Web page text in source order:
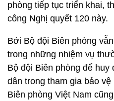
phòng tiếp tục triển khai,
công Nghị quyết 120 này.
Bởi Bộ đội Biên phòng
trong những nhiệm vụ
Bộ đội Biên phòng để
dân trong tham gia bảo
Biên phòng Việt Nam